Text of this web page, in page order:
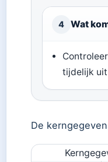
4 Wat
tijdelijk
De